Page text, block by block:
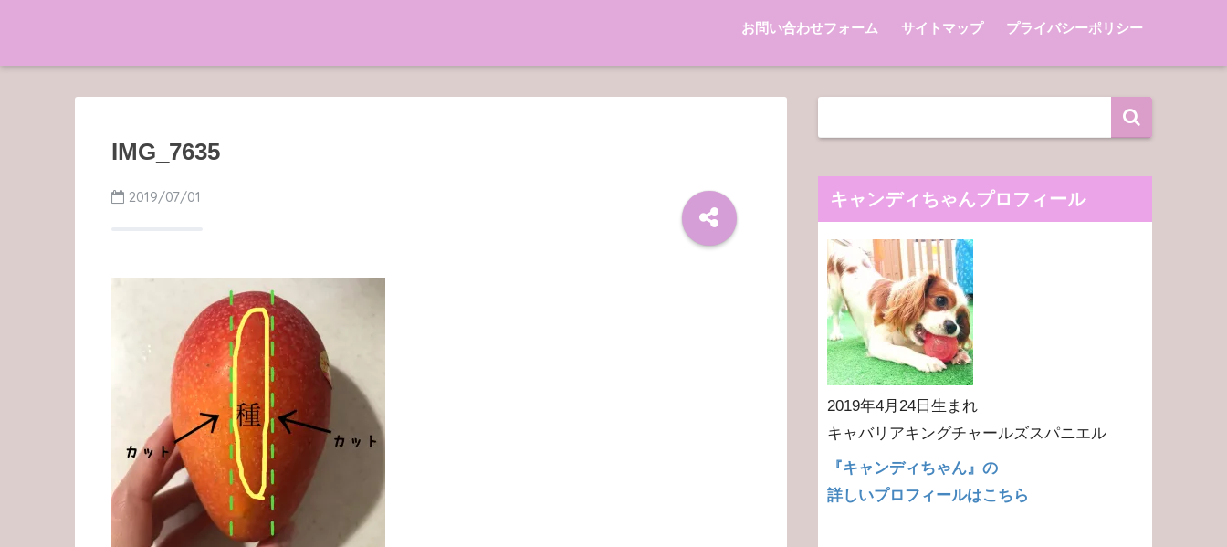
お問い合わせフォーム サイトマップ プライバシーポリシー
IMG_7635
2019/07/01 キャンディちゃんプロフィール
2019年4月24日生まれ
キャバリアキングチャールズスパニエル
『キャンディちゃん』の
詳しいプロフィールはこちら